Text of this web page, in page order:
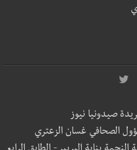
صيدونيا نيوز
الصحافي غسان الزعتري